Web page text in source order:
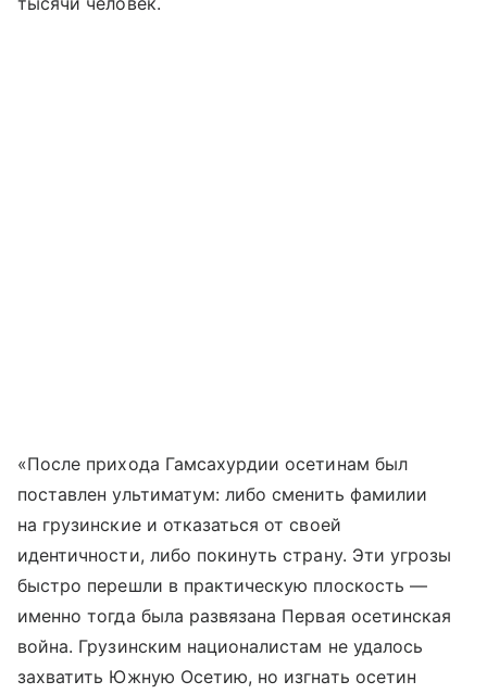
«После прихода Гамсахурдии осетинам был
поставлен ультиматум: либо сменить фамилии
на грузинские и отказаться от своей
идентичности, либо покинуть страну. Эти угрозы
быстро перешли в практическую плоскость —
именно тогда была развязана Первая осетинская
война. Грузинским националистам не удалось
захватить Южную Осетию, но изгнать осетин